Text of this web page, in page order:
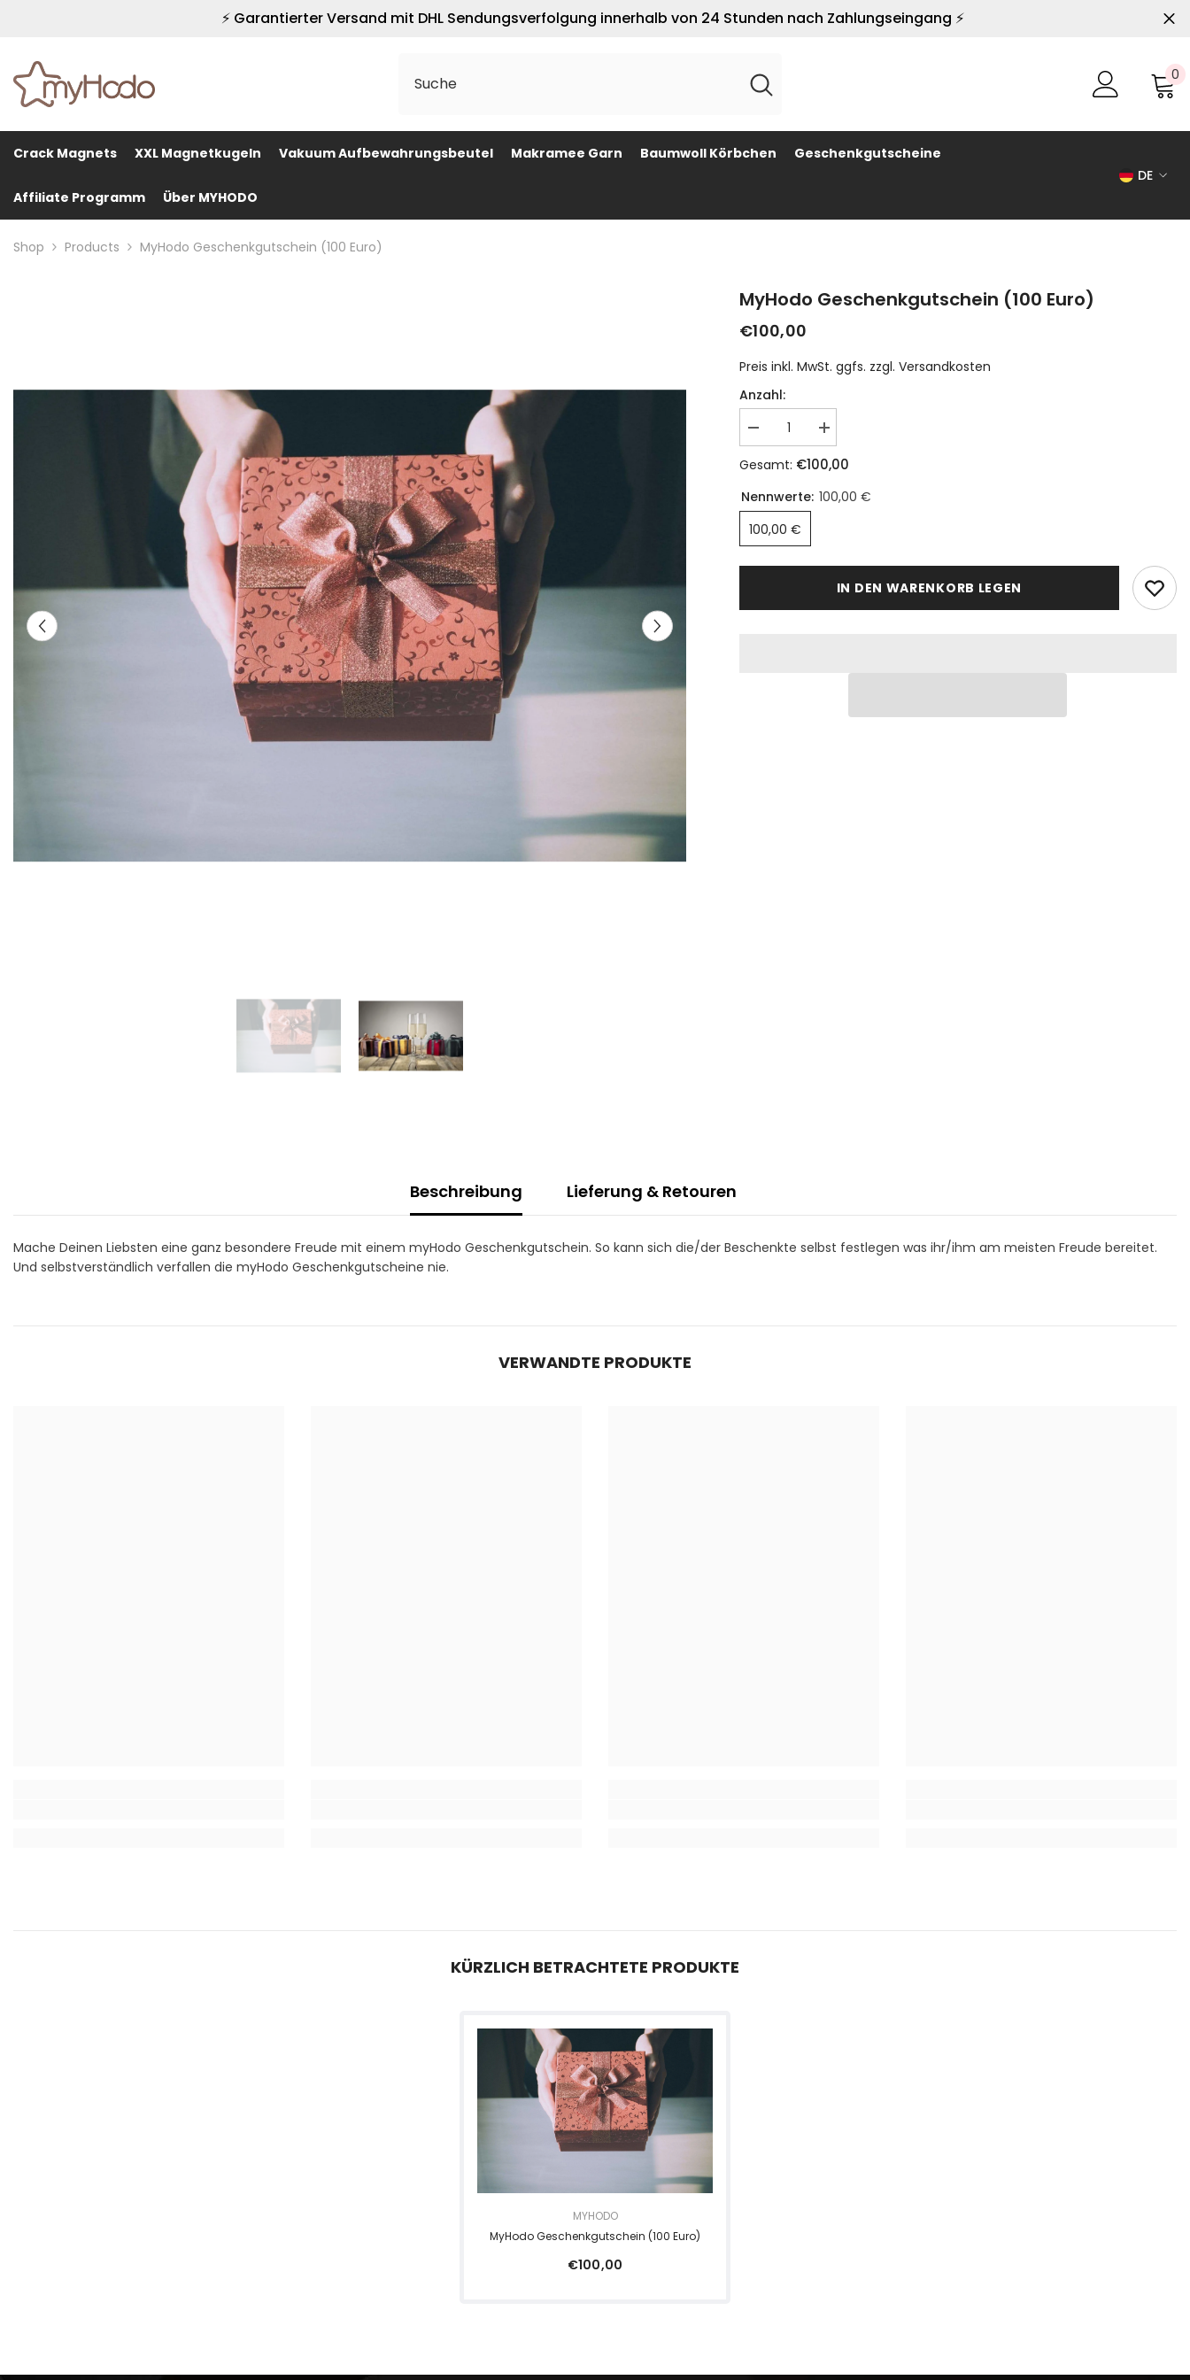
⚡ Garantierter Versand mit DHL Sendungsverfolgung innerhalb von 24 Stunden nach Zahlungseingang ⚡
0 0
Crack Magnets XXL Magnetkugeln Vakuum Aufbewahrungsbeutel Makramee Garn Baumwoll Körbchen Geschenkgutscheine
Affiliate Programm Über MYHODO
DE
Shop Products MyHodo Geschenkgutschein (100 Euro)
MyHodo Geschenkgutschein (100 Euro)
€100,00
Preis inkl. MwSt. ggfs. zzgl. Versandkosten
Anzahl:
Gesamt: €100,00
Nennwerte: 100,00 €
100,00 €
IN DEN WARENKORB LEGEN
Beschreibung Lieferung & Retouren
Mache Deinen Liebsten eine ganz besondere Freude mit einem myHodo Geschenkgutschein. So kann sich die/der Beschenkte selbst festlegen was ihr/ihm am meisten Freude bereitet.
Und selbstverständlich verfallen die myHodo Geschenkgutscheine nie.
VERWANDTE PRODUKTE
KÜRZLICH BETRACHTETE PRODUKTE
MYHODO
MyHodo Geschenkgutschein (100 Euro)
€100,00